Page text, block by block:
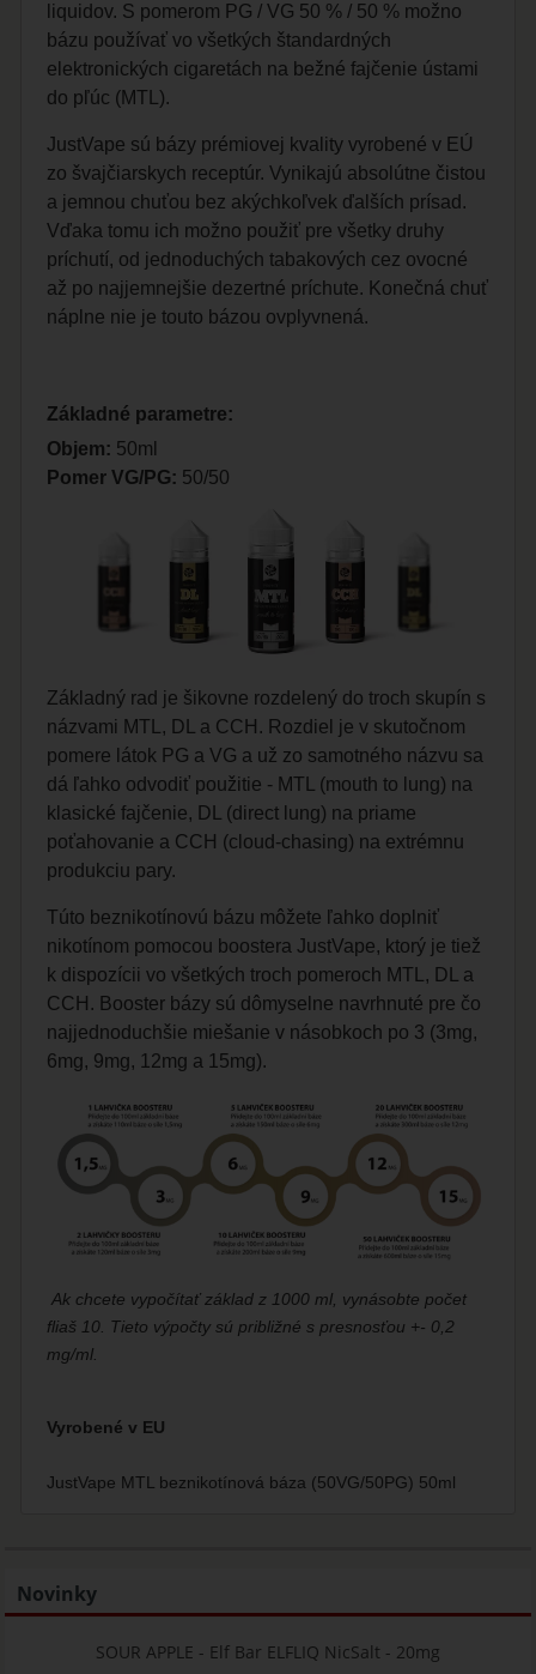
liquidov. S pomerom PG / VG 50 % / 50 % možno
bázu používať vo všetkých štandardných
elektronických cigaretách na bežné fajčenie ústami
do pľúc (MTL).
JustVape sú bázy prémiovej kvality vyrobené v EÚ
zo švajčiarskych receptúr. Vynikajú absolútne čistou
a jemnou chuťou bez akýchkoľvek ďalších prísad.
Vďaka tomu ich možno použiť pre všetky druhy
príchutí, od jednoduchých tabakových cez ovocné
až po najjemnejšie dezertné príchute. Konečná chuť
náplne nie je touto bázou ovplyvnená.
Základné parametre:
Objem: 50ml
Pomer VG/PG: 50/50
Základný rad je šikovne rozdelený do troch skupín s
názvami MTL, DL a CCH. Rozdiel je v skutočnom
pomere látok PG a VG a už zo samotného názvu sa
dá ľahko odvodiť použitie - MTL (mouth to lung) na
klasické fajčenie, DL (direct lung) na priame
poťahovanie a CCH (cloud-chasing) na extrémnu
produkciu pary.
Túto beznikotínovú bázu môžete ľahko doplniť
nikotínom pomocou boostera JustVape, ktorý je tiež
k dispozícii vo všetkých troch pomeroch MTL, DL a
CCH. Booster bázy sú dômyselne navrhnuté pre čo
najjednoduchšie miešanie v násobkoch po 3 (3mg,
6mg, 9mg, 12mg a 15mg).
Ak chcete vypočítať základ z 1000 ml, vynásobte počet
fliaš 10. Tieto výpočty sú približné s presnosťou +- 0,2
mg/ml.
Vyrobené v EU
JustVape MTL beznikotínová báza (50VG/50PG) 50ml
Novinky
SOUR APPLE - Elf Bar ELFLIQ NicSalt - 20mg